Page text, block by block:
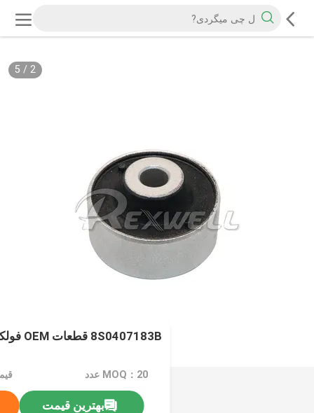
2
/
5
8S0407183B قطعات OEM فولکس واگن
MOQ：20 عدد
بهترین قیمت